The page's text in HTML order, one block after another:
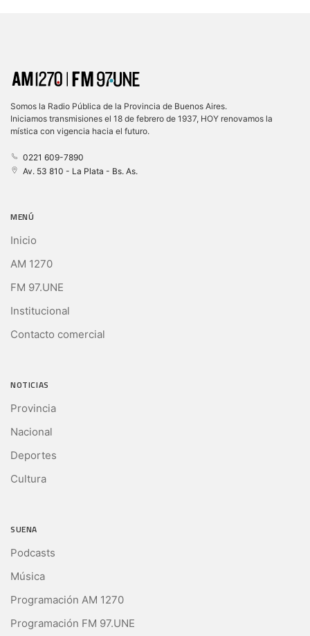
Somos la Radio Pública de la Provincia de Buenos Aires.
Iniciamos transmisiones el 18 de febrero de 1937, HOY renovamos la
mística con vigencia hacia el futuro.
0221 609-7890
Av. 53 810 - La Plata - Bs. As.
MENÚ
Inicio
AM 1270
FM 97.UNE
Institucional
Contacto comercial
NOTICIAS
Provincia
Nacional
Deportes
Cultura
SUENA
Podcasts
Música
Programación AM 1270
Programación FM 97.UNE